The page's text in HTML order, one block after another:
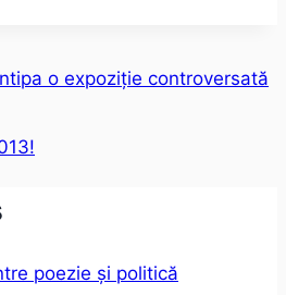
o expoziție controversată